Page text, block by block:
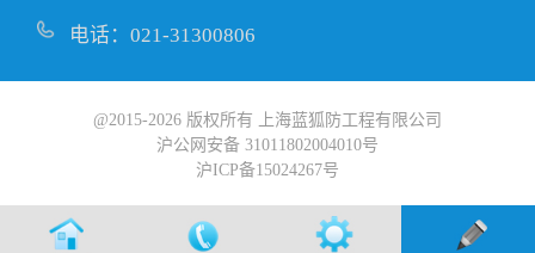
电话：021-31300806
@2015-2026 版权所有 上海蓝狐防工程有限公司
沪公网安备 31011802004010号
沪ICP备15024267号